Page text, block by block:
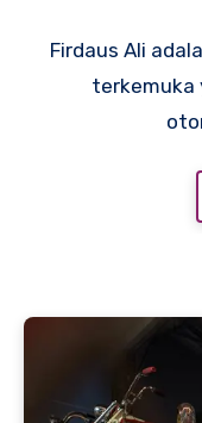
Firdaus Ali
terkemuka